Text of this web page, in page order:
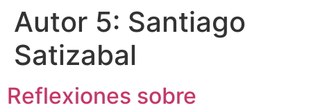
Autor 5: Santiago
Satizabal
Reflexiones sobre